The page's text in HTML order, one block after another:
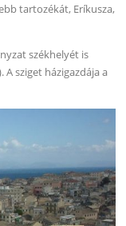
tartozékát, Eríkusza,
székhelyét is
A sziget házigazdája a